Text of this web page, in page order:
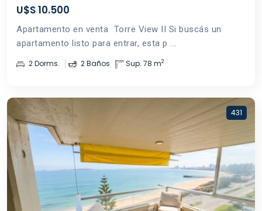
U$S 10.500
Apartamento en venta  Torre View II Si buscás un
apartamento listo para entrar, esta p ...
2 Dorms. 2 Baños Sup. 78 m2
431